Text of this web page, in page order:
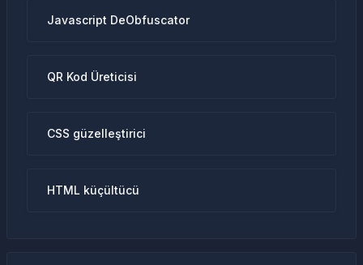
Javascript DeObfuscator
QR Kod Üreticisi
CSS güzelleştirici
HTML küçültücü